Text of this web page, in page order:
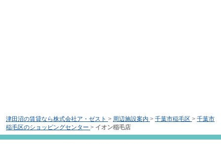
津田沼の賃貸なら株式会社ア・ゼスト > 周辺施設案内 > 千葉市稲毛区 > 千葉市
稲毛区のショッピングセンター > イオン稲毛店